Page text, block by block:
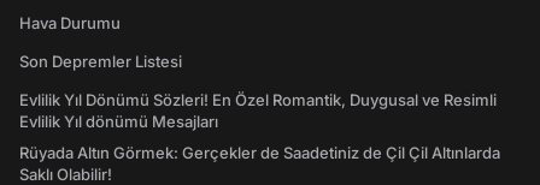
Hava Durumu
Son Depremler Listesi
Evlilik Yıl Dönümü Sözleri! En Özel Romantik, Duygusal ve Resimli
Evlilik Yıl dönümü Mesajları
Rüyada Altın Görmek: Gerçekler de Saadetiniz de Çil Çil Altınlarda
Saklı Olabilir!